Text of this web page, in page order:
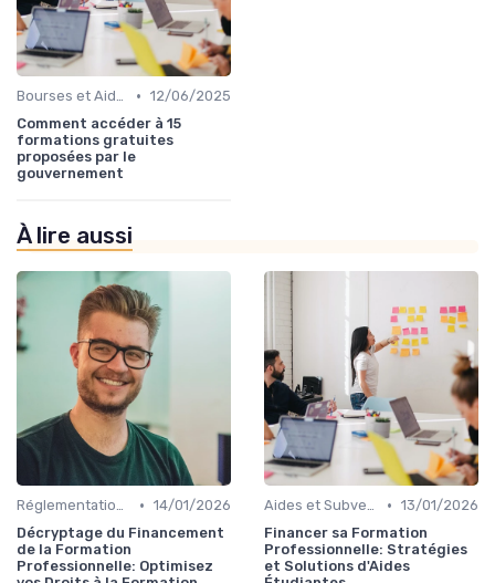
Bourses et Aides Étudiantes • 12/06/2025
Comment accéder à 15
formations gratuites
proposées par le
gouvernement
À lire aussi
Réglementation et Droits à la Formation • 14/01/2026
Décryptage du Financement
de la Formation
Professionnelle: Optimisez
Aides et Subventions pour la Formation • 13/01/2026
Financer sa Formation
Professionnelle: Stratégies
et Solutions d'Aides